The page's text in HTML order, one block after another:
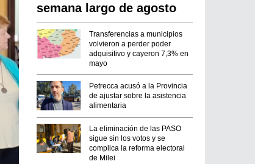
semana largo de agosto
Transferencias a municipios
volvieron a perder poder
adquisitivo y cayeron 7,3% en
mayo
Petrecca acusó a la Provincia
de ajustar sobre la asistencia
alimentaria
La eliminación de las PASO
sigue sin los votos y se
complica la reforma electoral
de Milei